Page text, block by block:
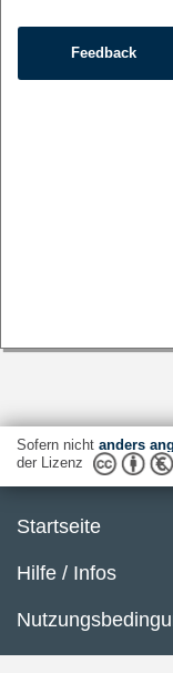
Feedback
Sofern nicht anders
der Lizenz
Startseite
Hilfe / Infos